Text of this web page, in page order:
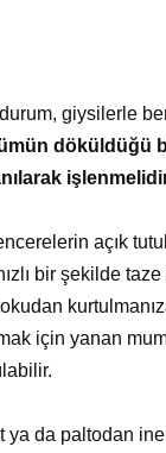
giysilerle
döküldüğü
açık
bir şekilde
için yanan
ya da paltodan